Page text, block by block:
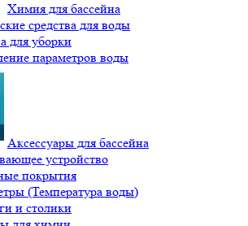
Химия для бассейна
средства для воды
для уборки
параметров воды
Аксессуары для бассейна
устройство
покрытия
(Температура воды)
и столики